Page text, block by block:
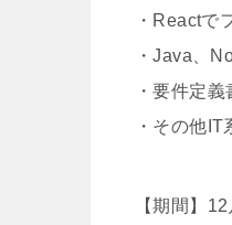
・Reactで
・Java、
・要件定
・その他IT
【期間】